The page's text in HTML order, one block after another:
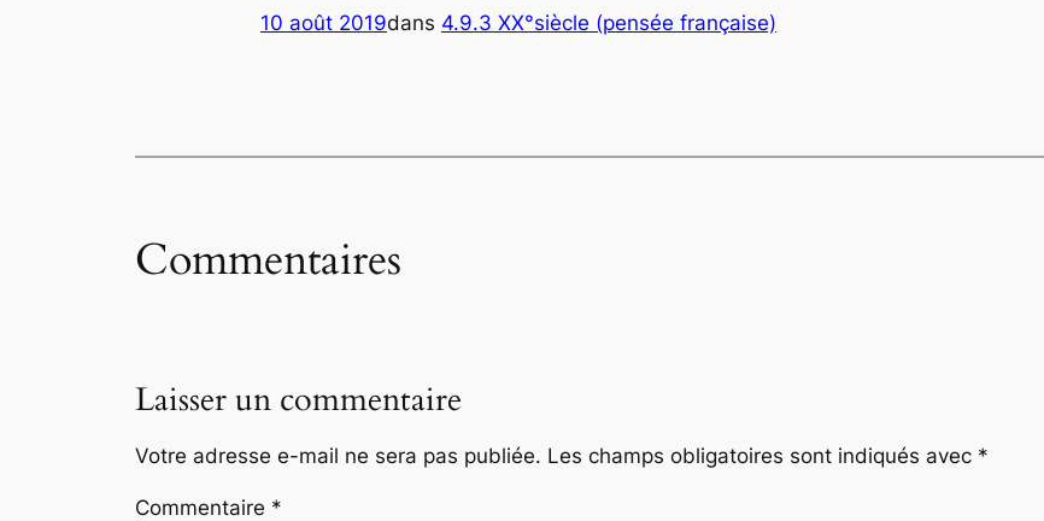
10 août 2019dans 4.9.3 XX°siècle (pensée française)
Commentaires
Laisser un commentaire
Votre adresse e-mail ne sera pas publiée. Les champs obligatoires sont indiqués avec *
Commentaire *